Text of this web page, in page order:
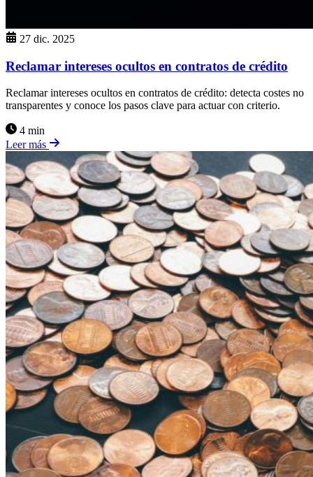
27 dic. 2025
Reclamar intereses ocultos en contratos de crédito
Reclamar intereses ocultos en contratos de crédito: detecta costes no
transparentes y conoce los pasos clave para actuar con criterio.
4 min
Leer más